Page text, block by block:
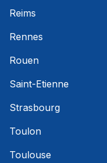
Reims
Rennes
Rouen
Saint-Etienne
Strasbourg
Toulon
Toulouse